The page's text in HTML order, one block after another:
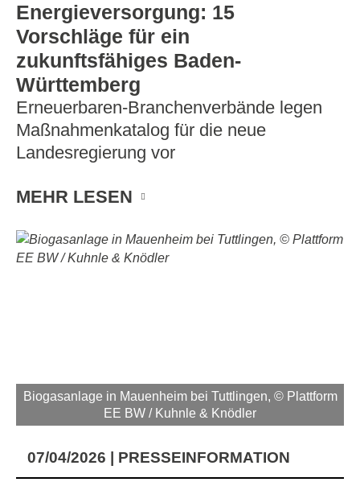
Energieversorgung: 15
Vorschläge für ein
zukunftsfähiges Baden-
Württemberg
Erneuerbaren-Branchenverbände legen
Maßnahmenkatalog für die neue
Landesregierung vor
MEHR LESEN
Biogasanlage in Mauenheim bei Tuttlingen, © Plattform
EE BW / Kuhnle & Knödler
07/04/2026 PRESSEINFORMATION